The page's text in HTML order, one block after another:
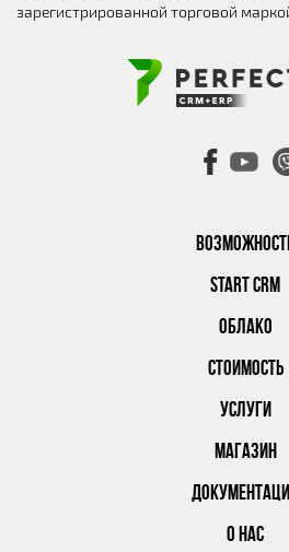
START CRM
ОБЛАКО
СТОИМОСТЬ
УСЛУГИ
МАГАЗИН
О НАС
зарегистрированной торговой